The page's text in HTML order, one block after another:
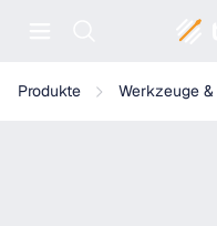
Produkte Werkzeuge
KS Tools Verkleidungs-Clip